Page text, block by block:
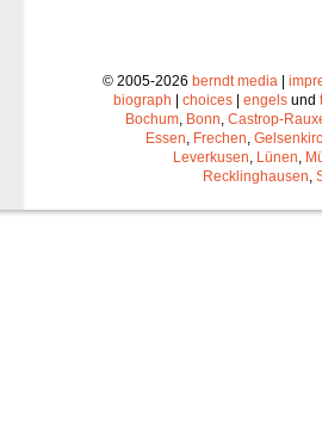
© 2005-2026 berndt media |
biograph | choices | engels und
Bochum Bonn Castrop-
Essen Frechen
Leverkusen Lünen
Recklinghausen